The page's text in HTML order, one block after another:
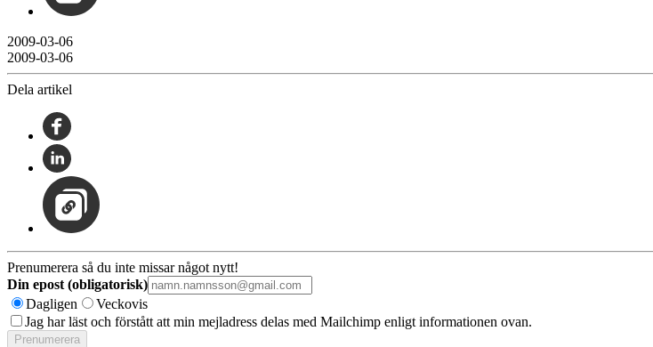
2009-03-06
2009-03-06
Dela artikel
Prenumerera så du inte missar något nytt!
Din epost (obligatorisk)
Dagligen
Veckovis
Jag har läst och förstått att min mejladress delas med Mailchimp enligt informationen ovan.